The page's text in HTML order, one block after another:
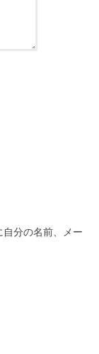
分の名前、メー